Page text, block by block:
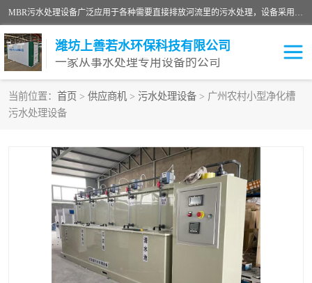
MBR污水处理设备广泛应用于各种需要直接排放河流里的污水处理，设备采用膜生物反应器（Membrane Bioreactor,简称MBR〕技术，取代了传统工艺中的二沉池，它可以*地进行固液分离，得到直接使用的稳定中水，又可在生物池内维持高浓度的微生物量，工艺剩余污泥少，极有效地去除氨氮，出水悬浮物和浊度接近于零，出水中细菌和病毒被大幅度去除，能耗低，占地面积小。
潍坊上善若水环保科技有限公司
一家从事水处理专用设备的公司
当前位置： 首页 > 供应商机 > 污水处理设备 > 广州农村小型净化槽
污水处理设备
污水处理设备
生活污水处理设备 油墨污水处理设备
洗涤污水处理设备 实验室污水处理设备
诊所门诊污水处理设备 臭氧消毒设备
养殖污水处理设备 屠宰污水处理设备